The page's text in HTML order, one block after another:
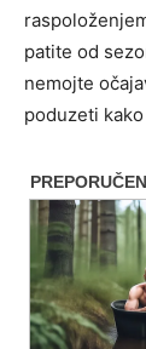
patite od
nemojte
poduzeti